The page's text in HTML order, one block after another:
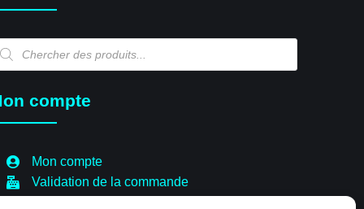
compte
Mon compte
Validation de la commande